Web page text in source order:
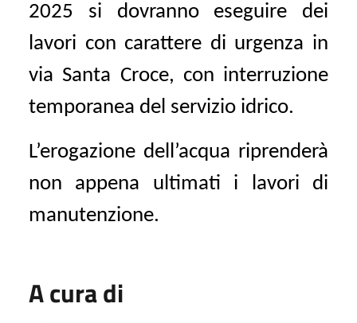
2025 si dovranno eseguire dei
lavori con carattere di urgenza in
via Santa Croce, con interruzione
temporanea del servizio idrico.
L’erogazione dell’acqua riprenderà
non appena ultimati i lavori di
manutenzione.
A cura di